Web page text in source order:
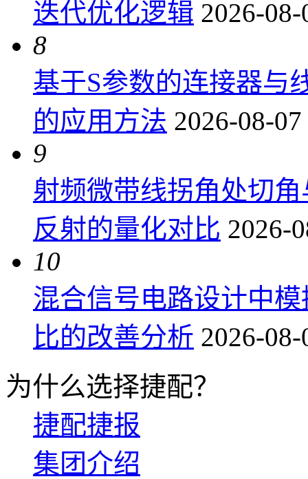
迭代优化逻辑 2026-
8
基于S参数的连接器与
的应用方法 2026-08-
9
射频微带线拐角处切
反射的量化对比 2026-
10
混合信号电路设计中
比的改善分析 2026-
为什么选择捷配？
捷配捷报
集团介绍